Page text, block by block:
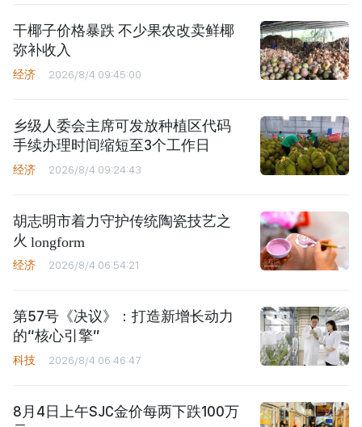
干椰子价格暴跌 不少果农改卖鲜椰
弥补收入
经济 2026/8/4 09:45:00
乡级人委会主席可发放种植区代码
手续办理时间缩短至3个工作日
经济 2026/8/4 09:24:43
胡志明市着力守护传统陶瓷技艺之
火 longform
经济 2026/8/4 06:54:21
第57号《决议》：打造新增长动力
的“核心引擎”
科技 2026/8/4 06:46:47
8月4日上午SJC金价每两下跌100万